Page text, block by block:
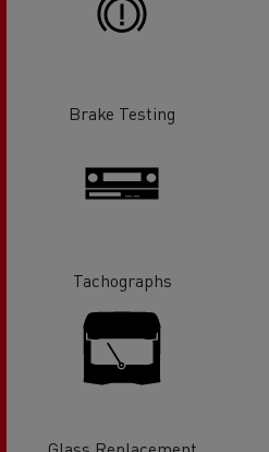
Brake Testing
Tachographs